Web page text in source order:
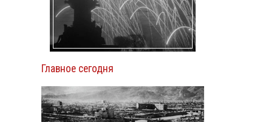
Главное сегодня